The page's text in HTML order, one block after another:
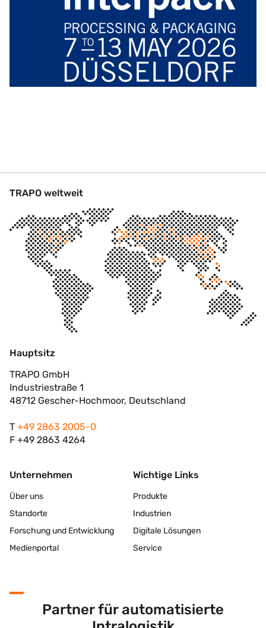
TRAPO weltweit
Hauptsitz
TRAPO GmbH
Industriestraße 1
48712 Gescher-Hochmoor, Deutschland
T +49 2863 2005-0
F +49 2863 4264
Unternehmen
Über uns
Standorte
Forschung und Entwicklung
Medienportal
Wichtige Links
Produkte
Industrien
Digitale Lösungen
Service
Partner für automatisierte